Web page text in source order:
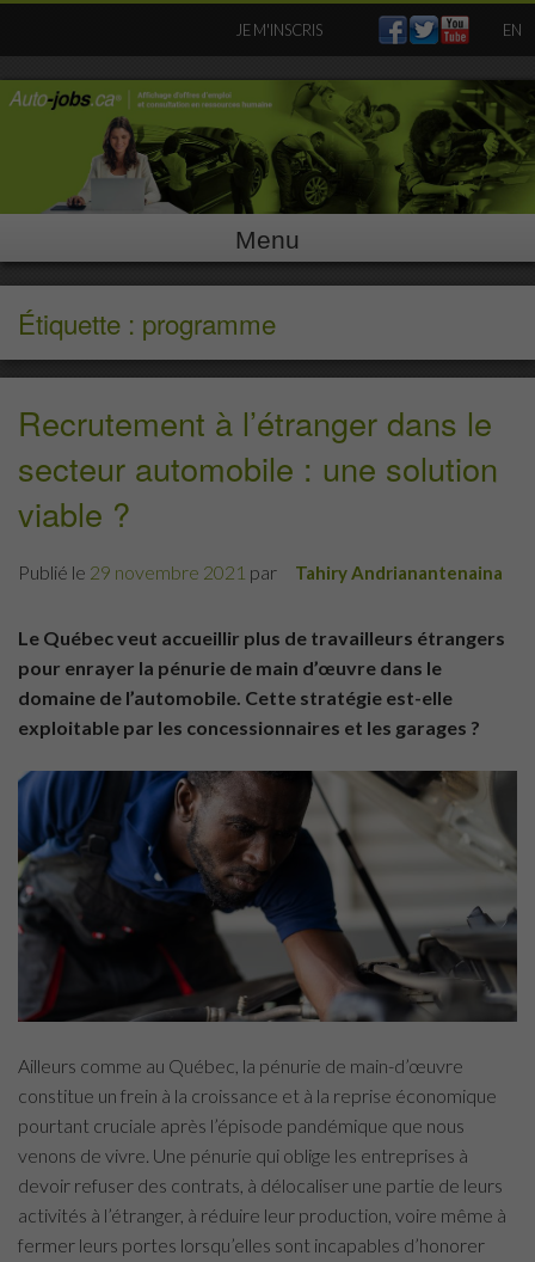
JE M'INSCRIS EN
Menu
Étiquette : programme
Recrutement à l’étranger dans le
secteur automobile : une solution
viable ?
Publié le 29 novembre 2021 par Tahiry Andrianantenaina
Le Québec veut accueillir plus de travailleurs étrangers
pour enrayer la pénurie de main d’œuvre dans le
domaine de l’automobile. Cette stratégie est-elle
exploitable par les concessionnaires et les garages ?
Ailleurs comme au Québec, la pénurie de main-d’œuvre
constitue un frein à la croissance et à la reprise économique
pourtant cruciale après l’épisode pandémique que nous
venons de vivre. Une pénurie qui oblige les entreprises à
devoir refuser des contrats, à délocaliser une partie de leurs
activités à l’étranger, à réduire leur production, voire même à
fermer leurs portes lorsqu’elles sont incapables d’honorer